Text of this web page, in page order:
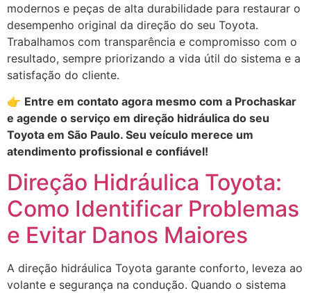
modernos e peças de alta durabilidade para restaurar o
desempenho original da direção do seu Toyota.
Trabalhamos com transparência e compromisso com o
resultado, sempre priorizando a vida útil do sistema e a
satisfação do cliente.
👉 Entre em contato agora mesmo com a Prochaskar
e agende o serviço em direção hidráulica do seu
Toyota em São Paulo. Seu veículo merece um
atendimento profissional e confiável!
Direção Hidráulica Toyota:
Como Identificar Problemas
e Evitar Danos Maiores
A direção hidráulica Toyota garante conforto, leveza ao
volante e segurança na condução. Quando o sistema